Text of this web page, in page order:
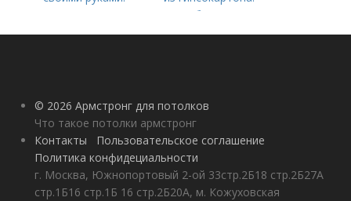
обрешетку из
Особенности
© 2026 Армстронг для потолков
Что такое потолки армстронг
Контакты
Пользовательское соглашение
Политика конфидециальности
г. Москва, Южнопортовый 2-ой 33стр.2Б18 стр.2Б27А
стр.1Б16 стр.1Б 16 стр.2Б20А, м. Кожуховская